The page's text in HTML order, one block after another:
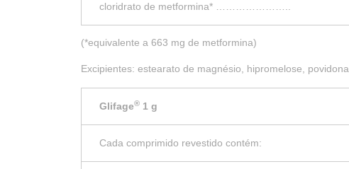
cloridrato de metformina* …………………..
(*equivalente a 663 mg de metformina)
Excipientes: estearato de magnésio, hipromelose, povidona.
Glifage® 1 g
Cada comprimido revestido contém: